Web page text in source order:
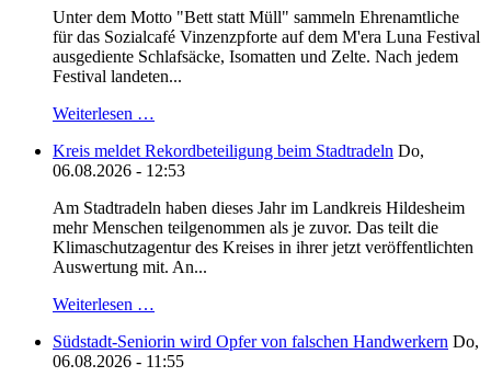
Unter dem Motto "Bett statt Müll" sammeln Ehrenamtliche
für das Sozialcafé Vinzenzpforte auf dem M'era Luna Festival
ausgediente Schlafsäcke, Isomatten und Zelte. Nach jedem
Festival landeten...
Weiterlesen …
Kreis meldet Rekordbeteiligung beim Stadtradeln Do,
06.08.2026 - 12:53
Am Stadtradeln haben dieses Jahr im Landkreis Hildesheim
mehr Menschen teilgenommen als je zuvor. Das teilt die
Klimaschutzagentur des Kreises in ihrer jetzt veröffentlichten
Auswertung mit. An...
Weiterlesen …
Südstadt-Seniorin wird Opfer von falschen Handwerkern Do,
06.08.2026 - 11:55